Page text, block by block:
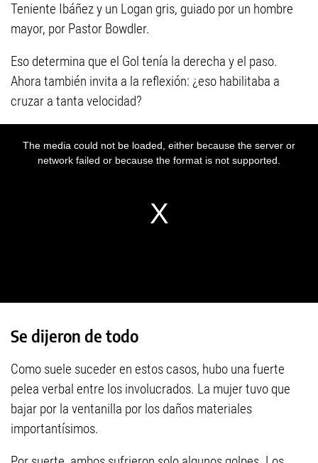
Teniente Ibáñez y un Logan gris, guiado por un hombre
mayor, por Pastor Bowdler.
Eso determina que el Gol tenía la derecha y el paso.
Ahora también invita a la reflexión: ¿eso habilitaba a
cruzar a tanta velocidad?
Se dijeron de todo
Como suele suceder en estos casos, hubo una fuerte
pelea verbal entre los involucrados. La mujer tuvo que
bajar por la ventanilla por los daños materiales
importantísimos.